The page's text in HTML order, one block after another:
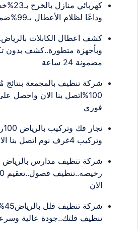
كهربائي
وداعًا لظلام الأعطال بـ99%ضمان
وبأجهزة متطورة..كشف بدون
مضمونة 24 ساعة
شركة تنظيف بالمجمعة بنتائج
فوري
وتركيب 4غرف نوم اتصل بنا الان
شركة تنظيف مدارس بالرياض
الان
تنظيف فلتك..جودة عالية